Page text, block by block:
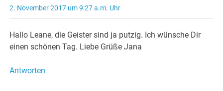
2. November 2017 um 9:27 a.m. Uhr
Hallo Leane, die Geister sind ja putzig. Ich wünsche Dir
einen schönen Tag. Liebe Grüße Jana
Antworten